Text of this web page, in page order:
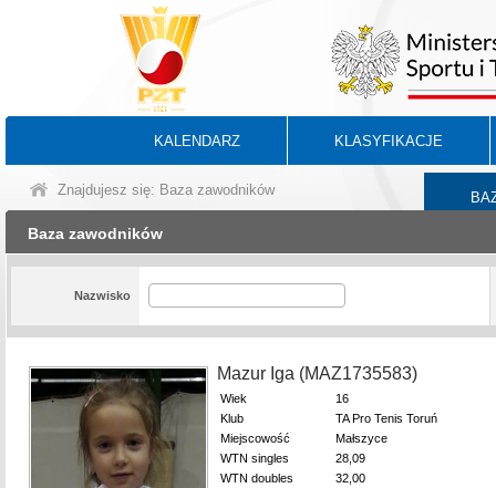
KALENDARZ KLASYFIKACJE
Znajdujesz się: Baza zawodników
Baza zawodników
Nazwisko
Mazur Iga (MAZ1735583)
Wiek
16
Klub
TA Pro Tenis Toruń
Miejscowość
Małszyce
WTN singles
28,09
WTN doubles
32,00